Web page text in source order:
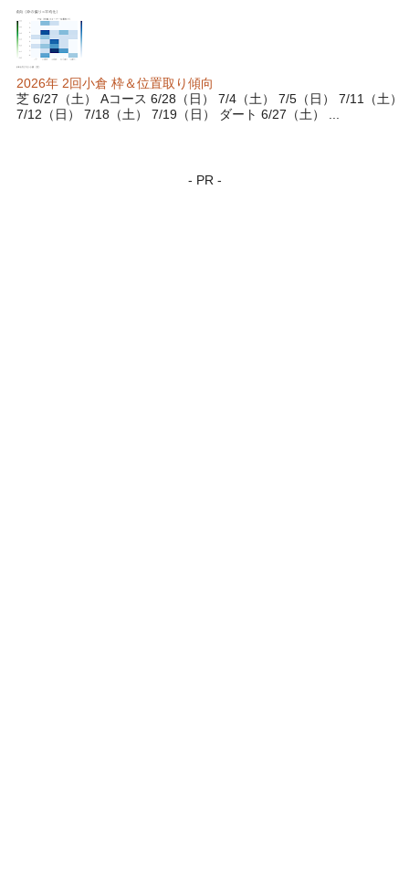
2026年 2回小倉 枠＆位置取り傾向
芝 6/27（土） Aコース 6/28（日） 7/4（土） 7/5（日） 7/11（土）
7/12（日） 7/18（土） 7/19（日） ダート 6/27（土） ...
- PR -